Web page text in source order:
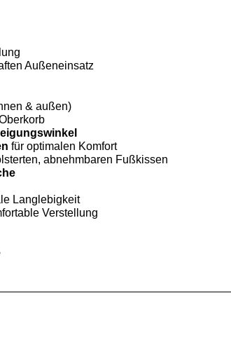
Außeneinsatz
& außen)
für optimalen Komfort
abnehmbaren Fußkissen
Langlebigkeit
Verstellung